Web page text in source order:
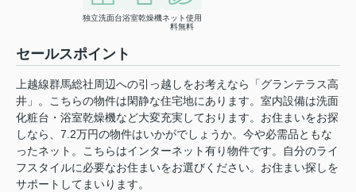
独立洗面台浴室乾燥機ネット使用
料無料
セールスポイント
上越線群馬総社周辺への引っ越しをお考えなら「グランテラス高
井」。こちらの物件は閑静な住宅地にあります。室内設備は洗面
化粧台・浴室乾燥機など大変充実しております。お住まいをお探
しなら、7.2万円の物件はいかがでしょうか。今や必需品ともな
ったネット。こちらはインターネット有り物件です。自分のライ
フスタイルに必要なお住まいをお選びください。お住まい探しを
サポートしてまいります。